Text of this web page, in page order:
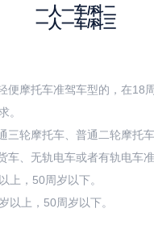
一人一车/科二
一人一车/科三
便摩托车准驾车型的，在
。
三轮摩托车、普通二轮摩托
、无轨电车或者有轨电车
上，50周岁以下。
以上，50周岁以下。